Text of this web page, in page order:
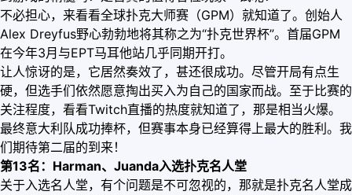
不必担心，来看看全球扑克大师赛（GPM）就知道了。创始人
Alex Dreyfus野心勃勃地将其称之为“扑克世界杯”。首届GPM
在今年3月与EPT马耳他站几乎同期开打。
让人惊讶的是，它居然奏效了，甚还很成功。尽管开局有点生
硬，但选手们依然愿意掏出买入为自己的国家而战。至于比赛的
关注程度，看看Twitch直播的热度就知道了，那是相当火爆。
最终意大利队成功捧杯，但赛事本身已经算得上最大的胜利。我
们期待第二届的到来！
第13名：Harman、Juanda入选扑克名人堂
关于入选名人堂，有个问题是不可忽视的，那就是扑克名人堂成